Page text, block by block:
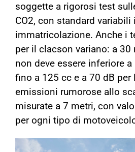
soggette a rigorosi test
CO2, con standard variabili
immatricolazione. Anche i
per il clacson variano: a 30
non deve essere inferiore
fino a 125 cc e a 70 dB per
emissioni rumorose allo
misurate a 7 metri, con
per ogni tipo di